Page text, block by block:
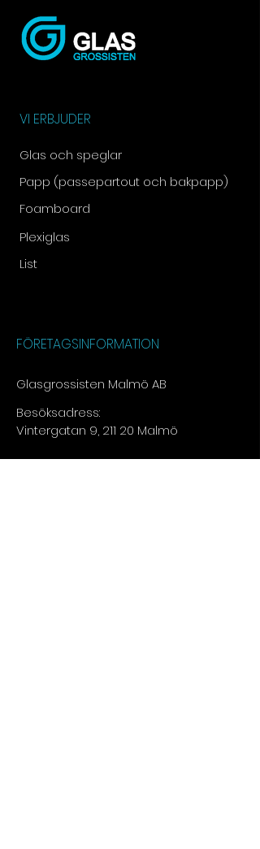
VI ERBJUDER
Glas och speglar
Papp (passepartout och bakpapp)
Foamboard
Plexiglas
List
FÖRETAGSINFORMATION
Glasgrossisten Malmö AB
Besöksadress:
Vintergatan 9, 211 20 Malmö
Tel:073 - 030 13 15​